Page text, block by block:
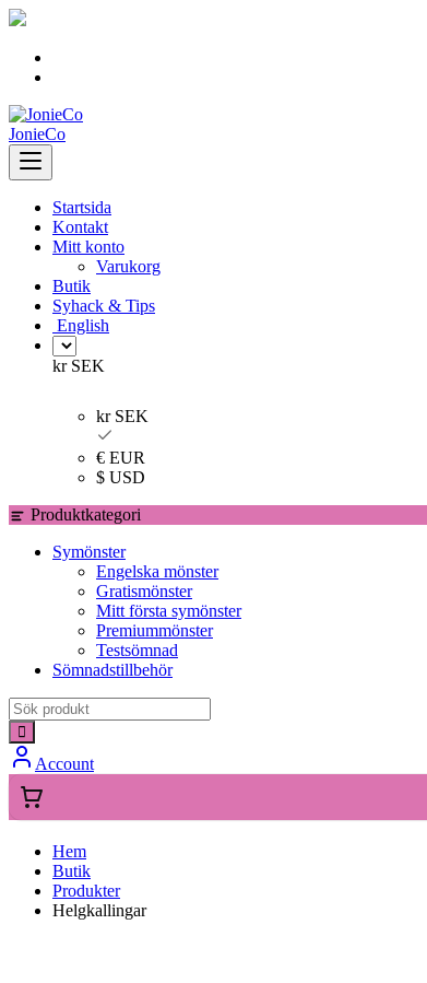
Skip
JonieCo
Startsida
Kontakt
Mitt konto
Varukorg
Butik
Syhack & Tips
English
kr SEK
kr SEK
€ EUR
$ USD
Produktkategori
Symönster
Engelska mönster
Gratismönster
Mitt första symönster
Premiummönster
Testsömnad
Sömnadstillbehör
Account
Hem
Butik
Produkter
Helgkallingar